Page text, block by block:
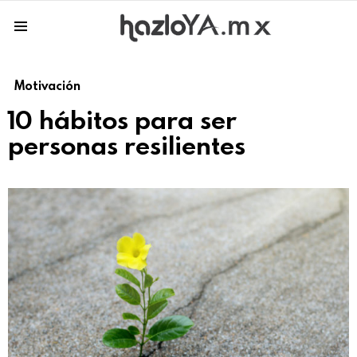
Motivación
10 hábitos para ser
personas resilientes